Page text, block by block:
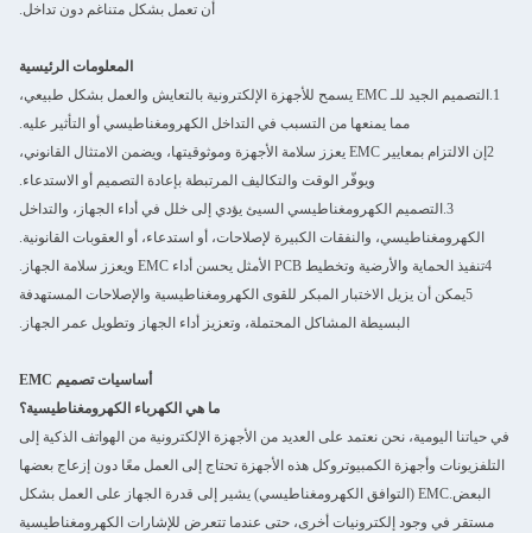
أن تعمل بشكل متناغم دون تداخل.
المعلومات الرئيسية
1.التصميم الجيد للـ EMC يسمح للأجهزة الإلكترونية بالتعايش والعمل بشكل طبيعي،
مما يمنعها من التسبب في التداخل الكهرومغناطيسي أو التأثير عليه.
2إن الالتزام بمعايير EMC يعزز سلامة الأجهزة وموثوقيتها، ويضمن الامتثال القانوني،
ويوفّر الوقت والتكاليف المرتبطة بإعادة التصميم أو الاستدعاء.
3.التصميم الكهرومغناطيسي السيئ يؤدي إلى خلل في أداء الجهاز، والتداخل
الكهرومغناطيسي، والنفقات الكبيرة لإصلاحات، أو استدعاء، أو العقوبات القانونية.
4تنفيذ الحماية والأرضية وتخطيط PCB الأمثل يحسن أداء EMC ويعزز سلامة الجهاز.
5يمكن أن يزيل الاختبار المبكر للقوى الكهرومغناطيسية والإصلاحات المستهدفة
البسيطة المشاكل المحتملة، وتعزيز أداء الجهاز وتطويل عمر الجهاز.
أساسيات تصميم EMC
ما هي الكهرباء الكهرومغناطيسية؟
في حياتنا اليومية، نحن نعتمد على العديد من الأجهزة الإلكترونية ‬من الهواتف الذكية إلى
التلفزيونات وأجهزة الكمبيوتر‬وكل هذه الأجهزة تحتاج إلى العمل معًا دون إزعاج بعضها
البعض.EMC (التوافق الكهرومغناطيسي) يشير إلى قدرة الجهاز على العمل بشكل
مستقر في وجود إلكترونيات أخرى، حتى عندما تتعرض للإشارات الكهرومغناطيسية